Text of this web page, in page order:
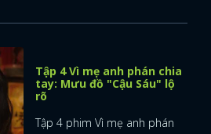
Tập 4 Vì mẹ anh phán chia
tay: Mưu đồ "Cậu Sáu" lộ
rõ
Tập 4 phim Vì mẹ anh phán